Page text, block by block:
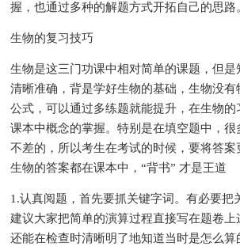
握，也通过多种的解题方式开拓自己的思路
生物的复习技巧
生物是这三门功课中相对简单的课题，但是
清晰准确，背是学好生物的基础，生物没
公式，可以通过多练题就能提升，在生物
课本中概念的掌握。特别是在填空题中，
不差的，所以考生在考试的时候，要将答案
生物的答案都在课本中，“背书” 才是王道
1.认真阅题，首先要抓关键字词。有必要把
建议大家把简单的演算过程直接写在题卷上
还能在检查时清晰明了地知道当时是怎么算